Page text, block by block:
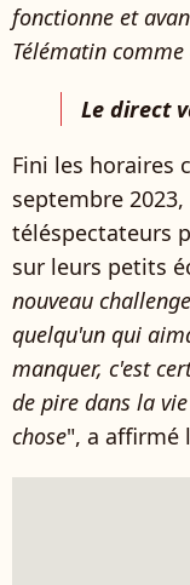
fonctionne et
Télématin comme
Le direct
Fini les horaires
septembre
téléspectateurs
sur leurs petits
nouveau
quelqu'un qui
manquer, c'est
de pire dans la
chose", a affirmé